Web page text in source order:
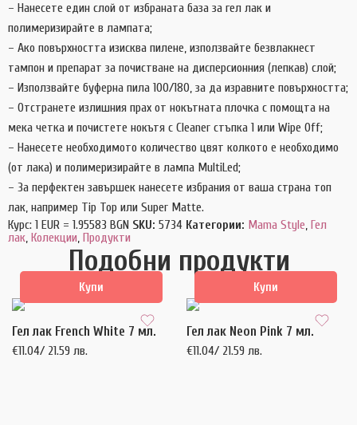
– Нанесете един слой от избраната база за гел лак и
полимеризирайте в лампата;
– Ако повърхността изисква пилене, използвайте безвлакнест
тампон и препарат за почистване на дисперсионния (лепкав) слой;
– Използвайте буферна пила 100/180, за да изравните повърхността;
– Отстранете излишния прах от нокътната плочка с помощта на
мека четка и почистете нокътя с Cleaner стъпка 1 или Wipe Off;
– Нанесете необходимото количество цвят колкото е необходимо
(от лака) и полимеризирайте в лампа MultiLed;
– За перфектен завършек нанесете избрания от ваша страна топ
лак, например Tip Top или Super Matte.
Курс: 1 EUR = 1.95583 BGN SKU: 5734 Категории: Mama Style, Гел
лак, Колекции, Продукти
Подобни продукти
Купи
Гел лак French White 7 мл.
€11.04/ 21.59 лв.
Купи
Гел лак Neon Pink 7 мл.
€11.04/ 21.59 лв.